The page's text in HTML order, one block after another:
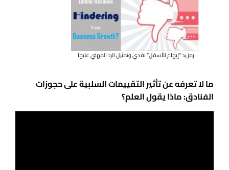
رمز يد “إبهام للأسفل” نقدي وتمثيل الرد المهني عليها
ما لا تعرفه عن تأثير التقييمات السلبية على حجوزات
الفنادق: ماذا يقول العلم؟